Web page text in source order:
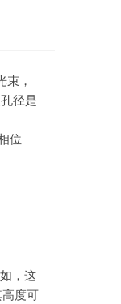
束，
径是
位
，这
度可